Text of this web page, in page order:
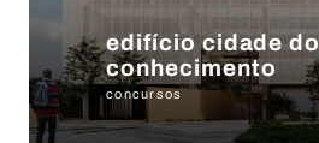
edifício cidade do
conhecimento
concursos